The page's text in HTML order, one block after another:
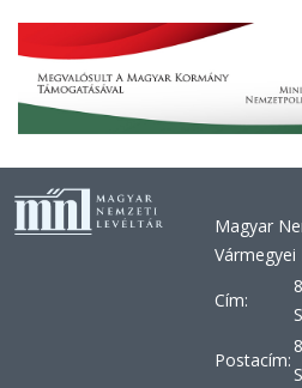
Magyar
Vármegyei
Cím:
Postacím: